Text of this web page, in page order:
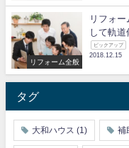
リフォーム全般
リフォ
して軌道
ピックアップ
2018.12.15
タグ
大和ハウス (1) 補